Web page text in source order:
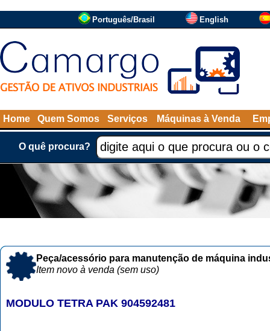
Português/Brasil English
Home Quem Somos Serviços Máquinas à Venda
O quê procura?
Peça/acessório para manutenção de máquina
Item novo à venda (sem uso)
MODULO TETRA PAK 904592481